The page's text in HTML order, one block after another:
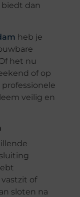
dan
heb je
het nu
of op
veilig en
of
sloten na